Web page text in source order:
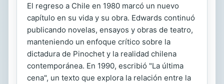
El regreso a Chile en 1980 marcó un nuevo
capítulo en su vida y su obra. Edwards continuó
publicando novelas, ensayos y obras de teatro,
manteniendo un enfoque crítico sobre la
dictadura de Pinochet y la realidad chilena
contemporánea. En 1990, escribió "La última
cena", un texto que explora la relación entre la